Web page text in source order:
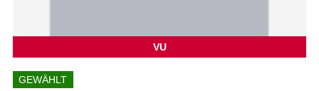
VU
GEWÄHLT